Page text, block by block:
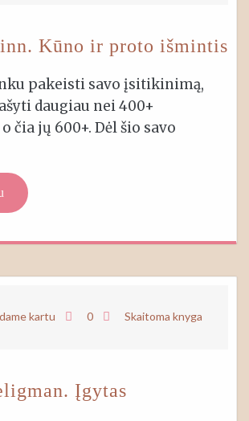
Kūno ir proto išmintis
pakeisti savo įsitikinimą,
daugiau nei 400+
čia jų 600+. Dėl šio savo
kartu 0 Skaitoma knyga
Įgytas